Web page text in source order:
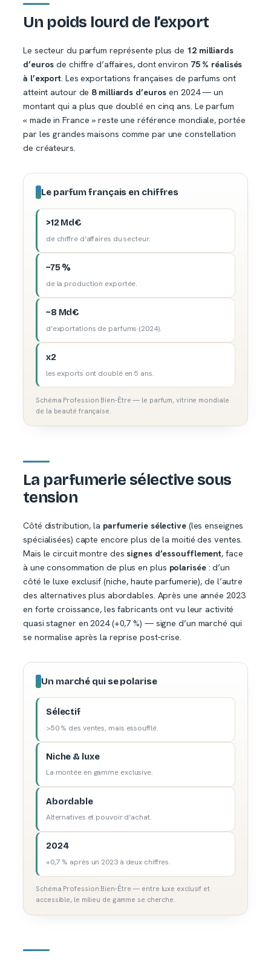
Un poids lourd de l’export
Le secteur du parfum représente plus de 12 milliards
d’euros de chiffre d’affaires, dont environ 75 % réalisés
à l’export. Les exportations françaises de parfums ont
atteint autour de 8 milliards d’euros en 2024 — un
montant qui a plus que doublé en cinq ans. Le parfum
« made in France » reste une référence mondiale, portée
par les grandes maisons comme par une constellation
de créateurs.
Le parfum français en chiffres
>12 Md€
de chiffre d’affaires du secteur.
~75 %
de la production exportée.
~8 Md€
d’exportations de parfums (2024).
x2
les exports ont doublé en 5 ans.
Schéma Profession Bien-Être — le parfum, vitrine mondiale
de la beauté française.
La parfumerie sélective sous
tension
Côté distribution, la parfumerie sélective(les enseignes
spécialisées) capte encore plus de la moitié des ventes.
Mais le circuit montre dessignes d’essoufflement, face
à une consommation de plus en plus polarisée: d’un
côté le luxe exclusif (niche, haute parfumerie), de l’autre
des alternatives plus abordables. Après une année 2023
en forte croissance, les fabricants ont vu leur activité
quasi stagner en 2024 (+0,7 %) — signe d’un marché qui
se normalise après la reprise post-crise.
Un marché qui se polarise
Sélectif
>50 % des ventes, mais essoufflé.
Niche & luxe
La montée en gamme exclusive.
Abordable
Alternatives et pouvoir d’achat.
2024
+0,7 % après un 2023 à deux chiffres.
Schéma Profession Bien-Être — entre luxe exclusif et
accessible, le milieu de gamme se cherche.